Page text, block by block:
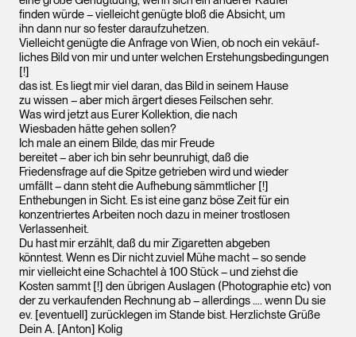
finden würde – vielleicht genügte bloß die Absicht, um
ihn dann nur so fester daraufzuhetzen.
Vielleicht genügte die Anfrage von Wien, ob noch ein vekäuf-
liches Bild von mir und unter welchen Erstehungsbedingungen
[!]
das ist. Es liegt mir viel daran, das Bild in seinem Hause
zu wissen – aber mich ärgert dieses Feilschen sehr.
Was wird jetzt aus Eurer Kollektion, die nach
Wiesbaden hätte gehen sollen?
Ich male an einem Bilde, das mir Freude
bereitet – aber ich bin sehr beunruhigt, daß die
Friedensfrage auf die Spitze getrieben wird und wieder
umfällt – dann steht die Aufhebung sämmtlicher [!]
Enthebungen in Sicht. Es ist eine ganz böse Zeit für ein
konzentriertes Arbeiten noch dazu in meiner trostlosen
Verlassenheit.
Du hast mir erzählt, daß du mir Zigaretten abgeben
könntest. Wenn es Dir nicht zuviel Mühe macht – so sende
mir vielleicht eine Schachtel à 100 Stück – und ziehst die
Kosten sammt [!] den übrigen Auslagen (Photographie etc) von
der zu verkaufenden Rechnung ab – allerdings …. wenn Du sie
ev. [eventuell] zurücklegen im Stande bist. Herzlichste Grüße
Dein A. [Anton] Kolig